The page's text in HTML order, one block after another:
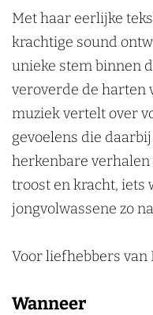
n
o
p
p
o
d
i
u
m
m
P
o
p
p
o
d
i
u
m
Met haar eerlijke
krachtige sound
unieke stem binnen
veroverde de harten
muziek vertelt over
gevoelens die
herkenbare
troost en kracht, iets
jongvolwassene zo
Voor liefhebbers van
Wanneer